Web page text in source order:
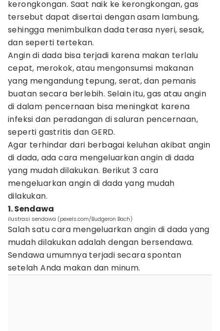
kerongkongan. Saat naik ke kerongkongan, gas
tersebut dapat disertai dengan asam lambung,
sehingga menimbulkan dada terasa nyeri, sesak,
dan seperti tertekan.
Angin di dada bisa terjadi karena makan terlalu
cepat, merokok, atau mengonsumsi makanan
yang mengandung tepung, serat, dan pemanis
buatan secara berlebih. Selain itu, gas atau angin
di dalam pencernaan bisa meningkat karena
infeksi dan peradangan di saluran pencernaan,
seperti gastritis dan GERD.
Agar terhindar dari berbagai keluhan akibat angin
di dada, ada cara mengeluarkan angin di dada
yang mudah dilakukan. Berikut 3 cara
mengeluarkan angin di dada yang mudah
dilakukan.
1. Sendawa
ilustrasi sendawa (pexels.com/Budgeron Bach)
Salah satu cara mengeluarkan angin di dada yang
mudah dilakukan adalah dengan bersendawa.
Sendawa umumnya terjadi secara spontan
setelah Anda makan dan minum.